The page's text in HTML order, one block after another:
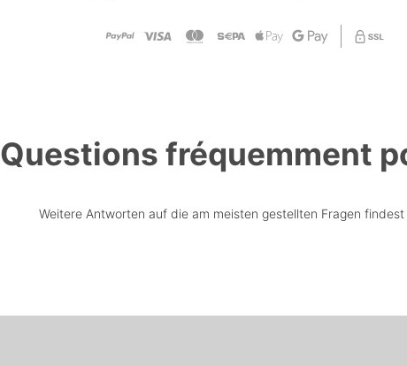
Questions fréquemment
Weitere Antworten auf die am meisten gestellten Fragen findest